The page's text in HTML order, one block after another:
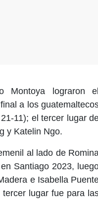
Montoya lograron el
a los
11); el tercer lugar
y Katelin Ngo.
al lado de
Santiago 2023,
e Isabella
lugar fue para